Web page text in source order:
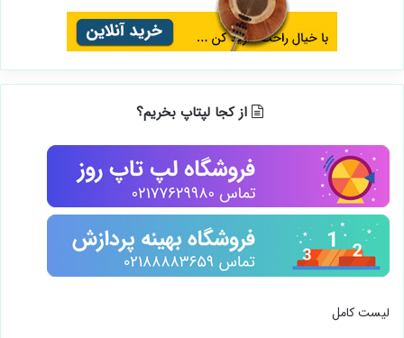
از کجا لپتاپ بخریم؟
لیست کامل